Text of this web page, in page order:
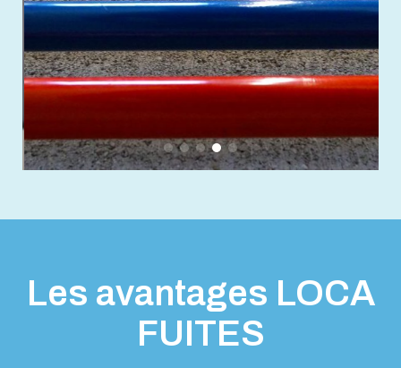
Les avantages LOCA
FUITES